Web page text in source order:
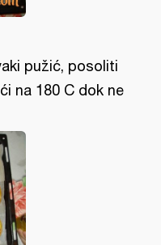
pužić, posoliti
na 180 C dok ne